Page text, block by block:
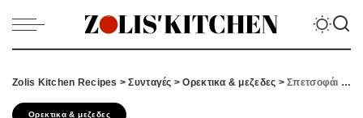
Zolis Kitchen Recipes >Συνταγές >Ορεκτικα & μεζεδες >Σπετσοφάι με το μυστικό για να απογειώσετε τον μεζέ
Ορεκτικα & μεζεδες